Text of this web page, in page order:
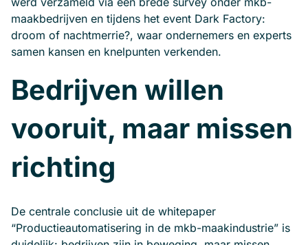
maakbedrijven en tijdens het event Dark Factory:
droom of nachtmerrie?, waar ondernemers en experts
samen kansen en knelpunten verkenden.
Bedrijven willen
vooruit, maar missen
richting
De centrale conclusie uit de whitepaper
“Productieautomatisering in de mkb-maakindustrie” is